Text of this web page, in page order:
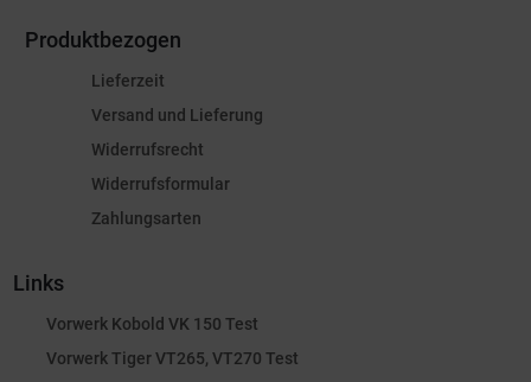
Produktbezogen
Lieferzeit
Versand und Lieferung
Widerrufsrecht
Widerrufsformular
Zahlungsarten
Links
Vorwerk Kobold VK 150 Test
Vorwerk Tiger VT265, VT270 Test